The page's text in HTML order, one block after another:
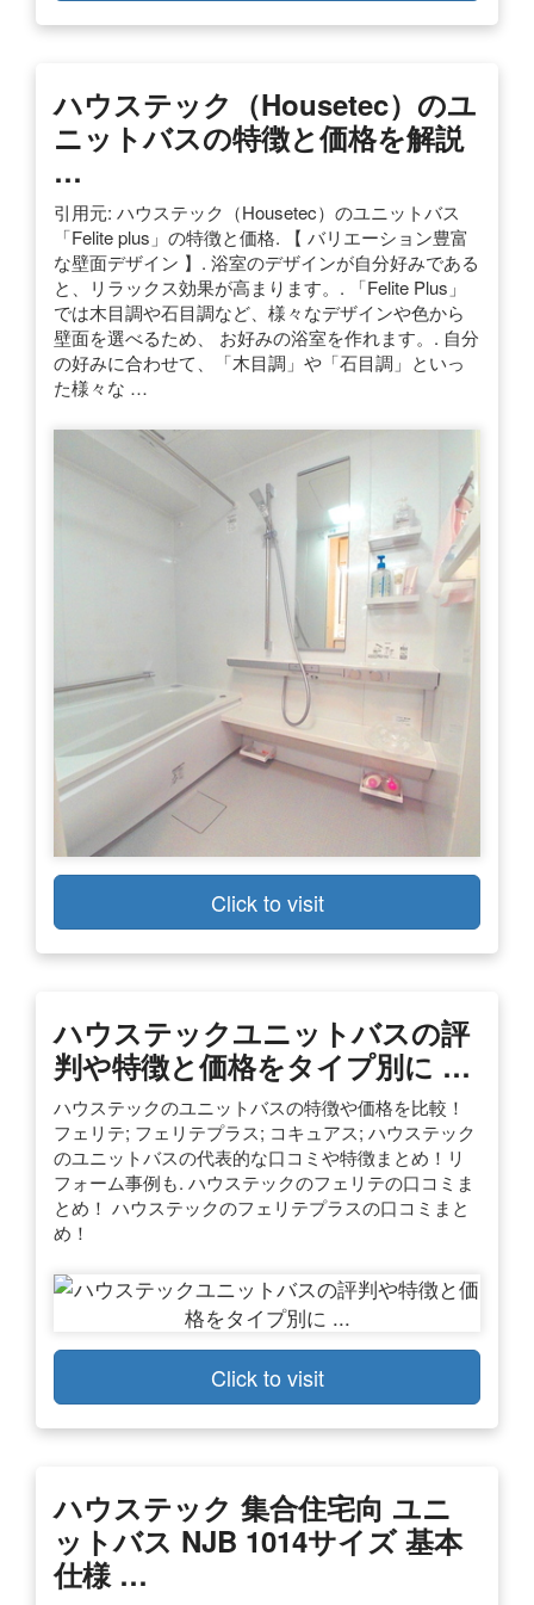
ハウステック（Housetec）のユ
ニットバスの特徴と価格を解説
…
引用元: ハウステック（Housetec）のユニットバス
「Felite plus」の特徴と価格. 【 バリエーション豊富
な壁面デザイン 】. 浴室のデザインが自分好みである
と、リラックス効果が高まります。. 「Felite Plus」
では木目調や石目調など、様々なデザインや色から
壁面を選べるため、 お好みの浴室を作れます。. 自分
の好みに合わせて、「木目調」や「石目調」といっ
た様々な …
Click to visit
ハウステックユニットバスの評
判や特徴と価格をタイプ別に …
ハウステックのユニットバスの特徴や価格を比較！
フェリテ; フェリテプラス; コキュアス; ハウステック
のユニットバスの代表的な口コミや特徴まとめ！リ
フォーム事例も. ハウステックのフェリテの口コミま
とめ！ ハウステックのフェリテプラスの口コミまと
め！
Click to visit
ハウステック 集合住宅向 ユニ
ットバス NJB 1014サイズ 基本
仕様 …